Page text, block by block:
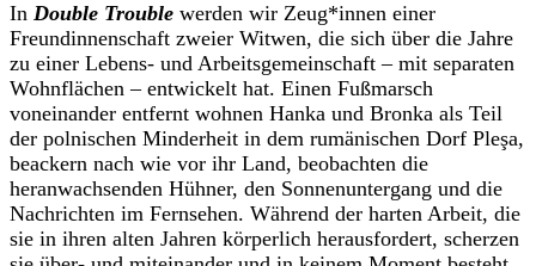
In Double Trouble werden wir Zeug*innen einer
Freundinnenschaft zweier Witwen, die sich über die Jahre
zu einer Lebens- und Arbeitsgemeinschaft – mit separaten
Wohnflächen– entwickelt hat. Einen Fußmarsch
voneinander entfernt wohnen Hanka und Bronka als Teil
der polnischen Minderheit in dem rumänischen Dorf Pleşa,
beackern nach wie vor ihr Land, beobachten die
heranwachsenden Hühner, den Sonnenuntergang und die
Nachrichten im Fernsehen. Während der harten Arbeit, die
sie in ihren alten Jahren körperlich herausfordert, scherzen